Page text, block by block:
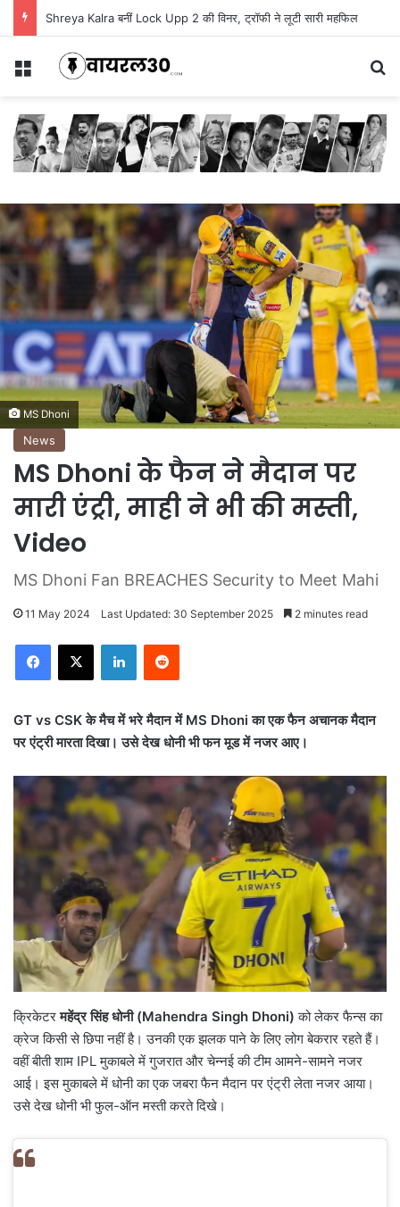
Shreya Kalra बनीं Lock Upp 2 की विनर, ट्रॉफी ने लूटी सारी महफिल
Menu
MS Dhoni
News
MS Dhoni के फैन ने मैदान पर
मारी एंट्री, माही ने भी की मस्ती,
Video
MS Dhoni Fan BREACHES Security to Meet Mahi
11 May 2024 Last Updated: 30 September 2025 2 minutes read
LinkedInReddit
GT vs CSK के मैच में भरे मैदान में MS Dhoni का एक फैन अचानक मैदान
पर एंट्री मारता दिखा। उसे देख धोनी भी फन मूड में नजर आए।
क्रिकेटरमहेंद्र सिंह धोनी (Mahendra Singh Dhoni)को लेकर फैन्स का
क्रेज किसी से छिपा नहीं है। उनकी एक झलक पाने के लिए लोग बेकरार रहते हैं।
वहीं बीती शाम IPL मुकाबले में गुजरात और चेन्नई की टीम आमने-सामने नजर
आई। इस मुकाबले में धोनी का एक जबरा फैन मैदान पर एंट्री लेता नजर आया।
उसे देख धोनी भी फुल-ऑन मस्ती करते दिखे।